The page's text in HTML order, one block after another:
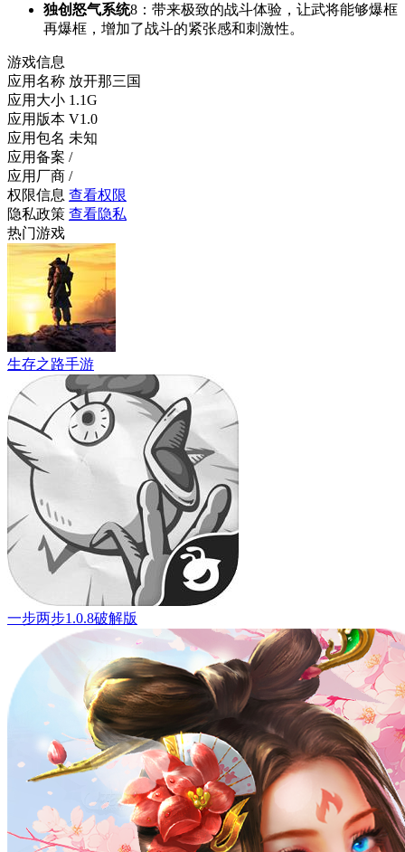
独创怒气系统8 ：带来极致的战斗体验，让武将能够爆框
再爆框，增加了战斗的紧张感和刺激性。
游戏信息
应用名称 放开那三国
应用大小 1.1G
应用版本 V1.0
应用包名 未知
应用备案 /
应用厂商 /
权限信息 查看权限
隐私政策 查看隐私
热门游戏
生存之路手游
一步两步1.0.8破解版